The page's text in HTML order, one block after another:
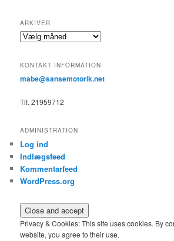
ARKIVER
Arkiver
KONTAKT INFORMATION
mabe@sansemotorik.net
Tlf. 21959712
ADMINISTRATION
Log ind
Indlægsfeed
Kommentarfeed
WordPress.org
Privacy & Cookies: This site uses cookies. By
website, you agree to their use.